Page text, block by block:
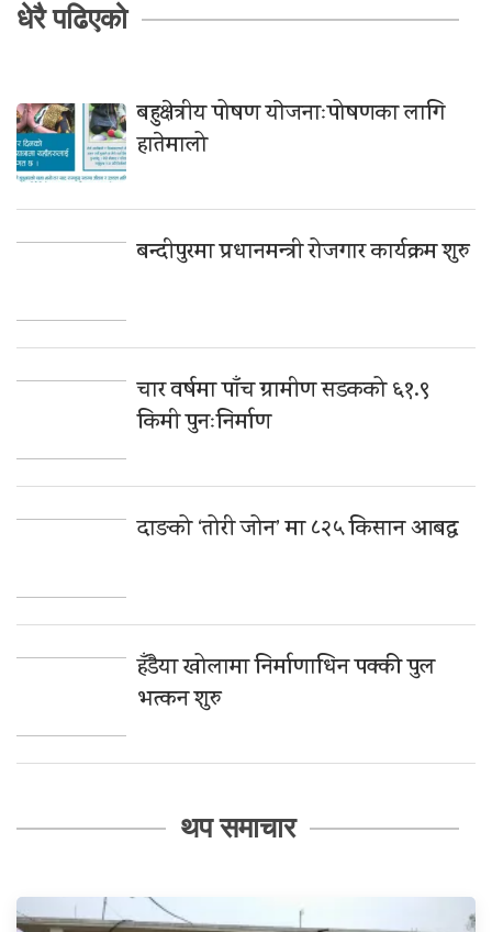
धेरै पढिएको
बहुक्षेत्रीय पोषण याेजनाःपोषणका लागि
हातेमालो
बन्दीपुरमा प्रधानमन्त्री रोजगार कार्यक्रम शुरु
चार वर्षमा पाँच ग्रामीण सडकको ६१.९
किमी पुनःनिर्माण
दाङको ‘तोरी जोन’ मा ८२५ किसान आबद्ध
हँडैया खोलामा निर्माणाधिन पक्की पुल
भत्कन शुरु
थप समाचार